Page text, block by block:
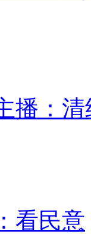
播：清
看民意